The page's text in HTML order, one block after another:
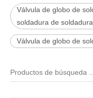
Válvula de globo de
soldadura de
Válvula de globo de
2026-06-25